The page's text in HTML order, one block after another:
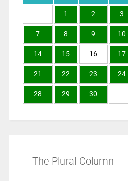
1 2 3
7 8 9 10
14 15 16 17
21 22 23 24
28 29 30
The Plural Column